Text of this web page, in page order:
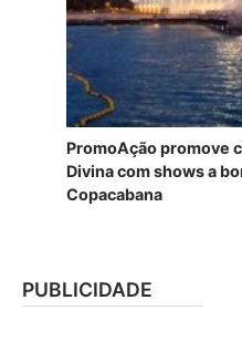
PromoAção promove
Divina com shows a
Copacabana
PUBLICIDADE